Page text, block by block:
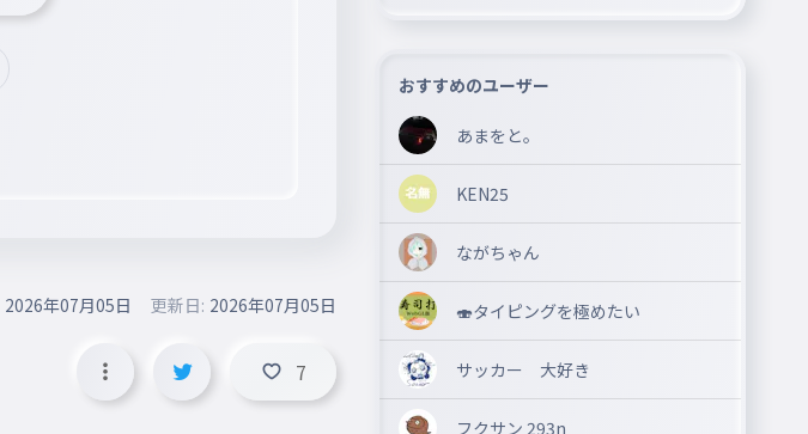
2026年07月05日 更新日: 2026年07月05日
7
おすすめのユーザー
あまをと。
KEN25
ながちゃん
🍣タイピングを極めたい
サッカー 大好き
フクサン 293n